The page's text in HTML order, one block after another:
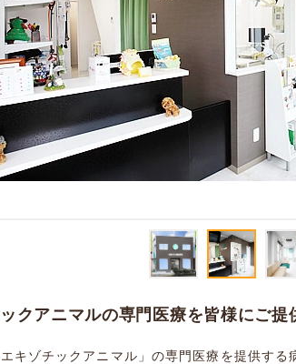
クアニマルの専門医療を皆様にご提
キゾチックアニマル」の専門医療を提供する